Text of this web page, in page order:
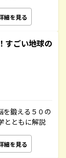
細を見る
すごい地球の
を鍛える５０の
とともに解説
細を見る